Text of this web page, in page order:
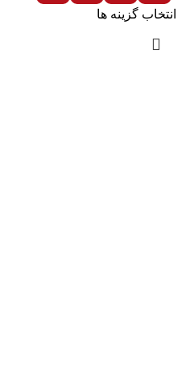
انتخاب گزینه ها